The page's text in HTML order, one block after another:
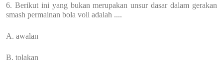
6. Berikut ini yang bukan merupakan unsur dasar dalam gerakan
smash permainan bola voli adalah ....
A. awalan
B. tolakan